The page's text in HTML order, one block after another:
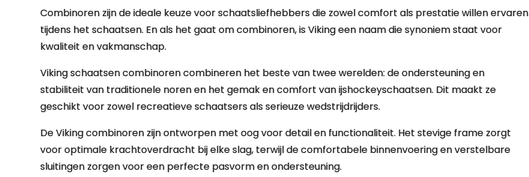
Combinoren zijn de ideale keuze voor schaatsliefhebbers die zowel comfort als prestatie willen ervaren
tijdens het schaatsen. En als het gaat om combinoren, is Viking een naam die synoniem staat voor
kwaliteit en vakmanschap.
Viking schaatsen combinoren combineren het beste van twee werelden: de ondersteuning en
stabiliteit van traditionele noren en het gemak en comfort van ijshockeyschaatsen. Dit maakt ze
geschikt voor zowel recreatieve schaatsers als serieuze wedstrijdrijders.
De Viking combinoren zijn ontworpen met oog voor detail en functionaliteit. Het stevige frame zorgt
voor optimale krachtoverdracht bij elke slag, terwijl de comfortabele binnenvoering en verstelbare
sluitingen zorgen voor een perfecte pasvorm en ondersteuning.